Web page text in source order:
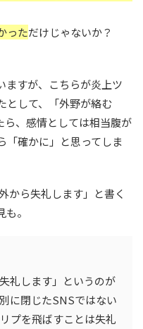
っただけじゃないか？
ますが、こちらが炎上ツ
として、「外野が絡む
ら、感情としては相当腹が
「確かに」と思ってしま
から失礼します」と書く
。
礼します」というのが
に閉じたSNSではない
プを飛ばすことは失礼